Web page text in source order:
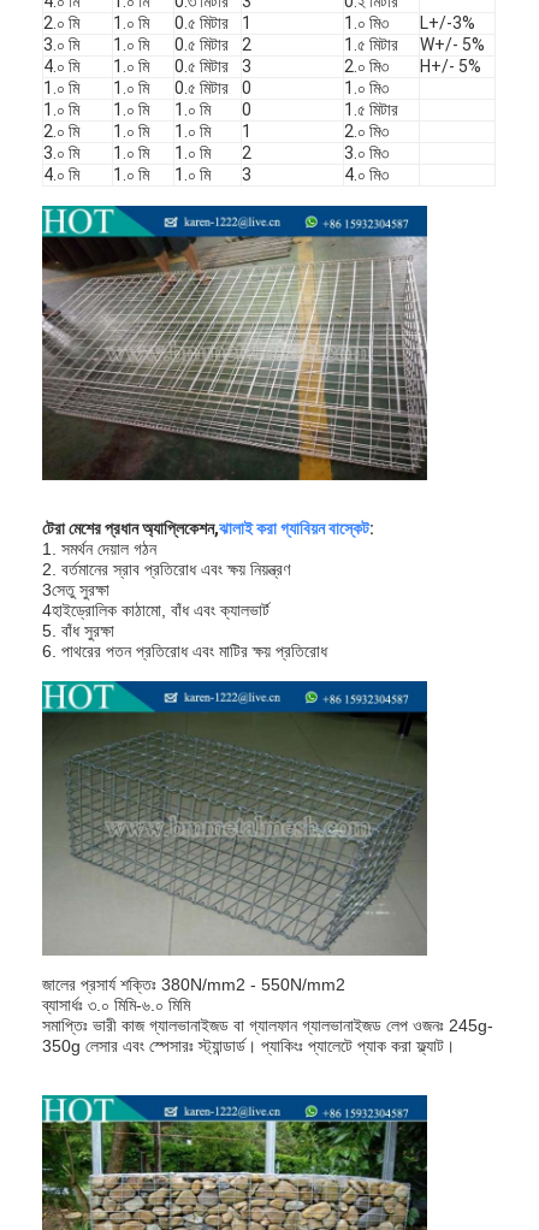
কারখানা ভ্রমণ
মান নিয়ন্ত্রণ
আমাদের সাথে যোগাযোগ করুন
খবর
এখন চ্যাট করুন
স্টেইনলেস স্টীল এক্স টেন্ড মেশ
এক্সট্রুডার ফিল্টার স্ক্রিন
এক্সট্রুডার স্ক্রিন প্যাক
প্যাডেল কোর্ট বেড়া
বোনা তারের জাল
পাথরের গ্যাবিয়ন বাস্কেট
স্থাপত্য ধাতু জাল
অ্যালুমিনিয়াম চেইন ফ্লাই স্ক্রিন
জনসন স্ক্রিন ফিল্টার
ধাতু জাল বেড়া
2.০ মি
1.০ মি 0.৫ মিটার 1 1.০ মি৩
L+/-3%
3.০ মি
1.০ মি 0.৫ মিটার 2 1.৫ মিটার
W+/- 5%
4.০ মি
1.০ মি 0.৫ মিটার 3 2.০ মি৩
H+/- 5%
1.০ মি
1.০ মি 0.৫ মিটার 0
1.০ মি৩
1.০ মি
1.০ মি 1.০ মি 0
1.৫ মিটার
2.০ মি
1.০ মি 1.০ মি 1
2.০ মি৩
3.০ মি
1.০ মি 1.০ মি 2
3.০ মি৩
4.০ মি
1.০ মি 1.০ মি 3 4.০ মি৩
টেরা মেশের প্রধান অ্যাপ্লিকেশন,ঝালাই করা গ্যাবিয়ন বাস্কেট:
1. সমর্থন দেয়াল গঠন
2. বর্তমানের স্রাব প্রতিরোধ এবং ক্ষয় নিয়ন্ত্রণ
3সেতু সুরক্ষা
4হাইড্রোলিক কাঠামো, বাঁধ এবং ক্যালভার্ট
5. বাঁধ সুরক্ষা
6. পাথরের পতন প্রতিরোধ এবং মাটির ক্ষয় প্রতিরোধ
জালের প্রসার্য শক্তিঃ 380N/mm2 - 550N/mm2
ব্যাসার্ধঃ ৩.০ মিমি-৬.০ মিমি
সমাপ্তিঃ ভারী কাজ গ্যালভানাইজড বা গ্যালফান গ্যালভানাইজড লেপ ওজনঃ 245g-
350g লেসার এবং স্পেসারঃ স্ট্যান্ডার্ড। প্যাকিংঃ প্যালেটে প্যাক করা ফ্ল্যাট।